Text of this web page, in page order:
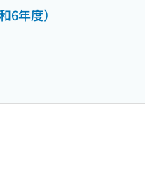
6年度）